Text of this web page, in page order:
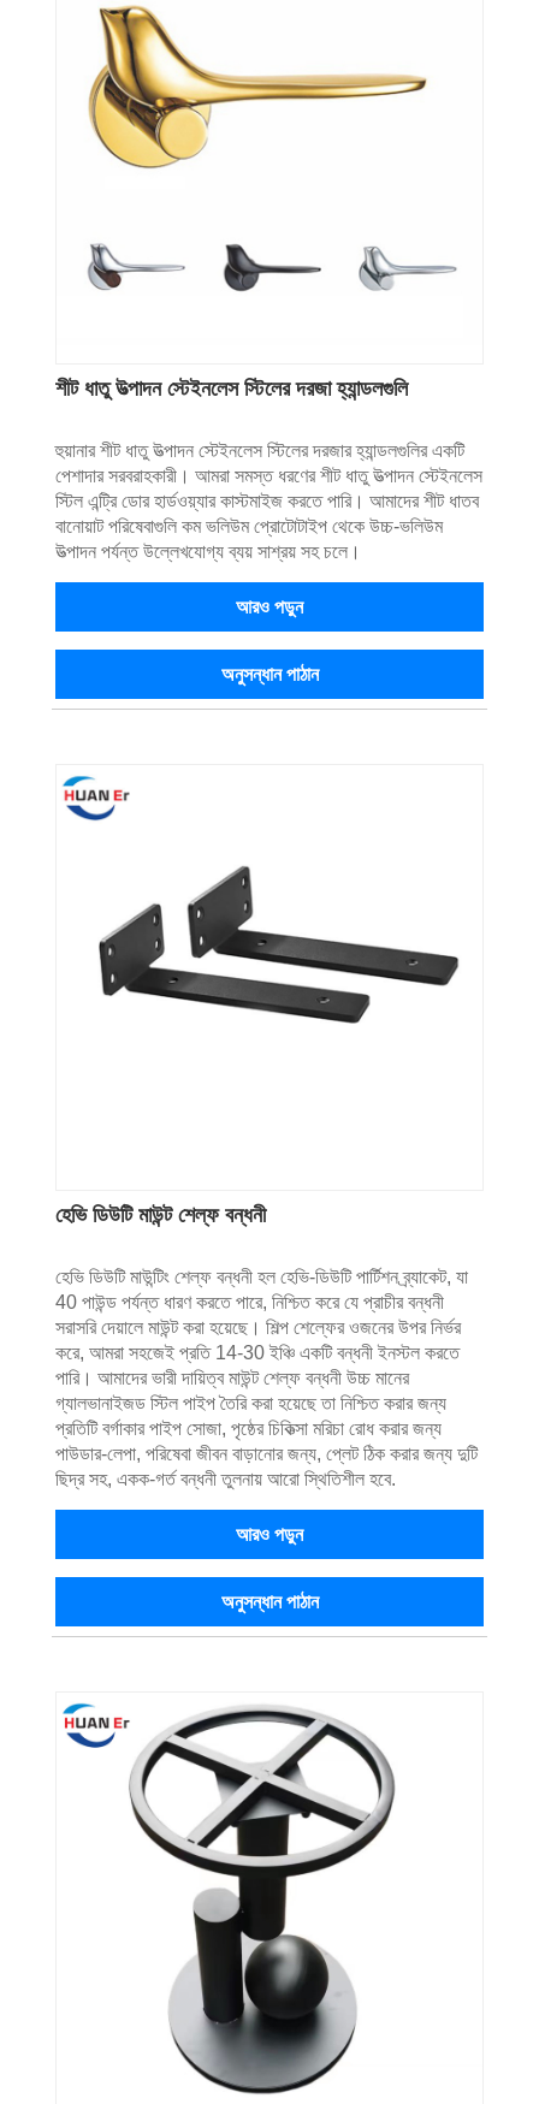
শীট ধাতু উত্পাদন স্টেইনলেস স্টিলের দরজা হ্যান্ডলগুলি
হুয়ানার শীট ধাতু উত্পাদন স্টেইনলেস স্টিলের দরজার হ্যান্ডলগুলির একটি
পেশাদার সরবরাহকারী। আমরা সমস্ত ধরণের শীট ধাতু উত্পাদন স্টেইনলেস
স্টিল এন্ট্রি ডোর হার্ডওয়্যার কাস্টমাইজ করতে পারি। আমাদের শীট ধাতব
বানোয়াট পরিষেবাগুলি কম ভলিউম প্রোটোটাইপ থেকে উচ্চ-ভলিউম
উত্পাদন পর্যন্ত উল্লেখযোগ্য ব্যয় সাশ্রয় সহ চলে।
আরও পড়ুন
অনুসন্ধান পাঠান
হেভি ডিউটি ​​মাউন্ট শেল্ফ বন্ধনী
হেভি ডিউটি ​​মাউন্টিং শেল্ফ বন্ধনী হল হেভি-ডিউটি ​​পার্টিশন ব্র্যাকেট, যা
40 পাউন্ড পর্যন্ত ধারণ করতে পারে, নিশ্চিত করে যে প্রাচীর বন্ধনী
সরাসরি দেয়ালে মাউন্ট করা হয়েছে। শিল্প শেল্ফের ওজনের উপর নির্ভর
করে, আমরা সহজেই প্রতি 14-30 ইঞ্চি একটি বন্ধনী ইনস্টল করতে
পারি। আমাদের ভারী দায়িত্ব মাউন্ট শেল্ফ বন্ধনী উচ্চ মানের
গ্যালভানাইজড স্টিল পাইপ তৈরি করা হয়েছে তা নিশ্চিত করার জন্য
প্রতিটি বর্গাকার পাইপ সোজা, পৃষ্ঠের চিকিত্সা মরিচা রোধ করার জন্য
পাউডার-লেপা, পরিষেবা জীবন বাড়ানোর জন্য, প্লেট ঠিক করার জন্য দুটি
ছিদ্র সহ, একক-গর্ত বন্ধনী তুলনায় আরো স্থিতিশীল হবে.
আরও পড়ুন
অনুসন্ধান পাঠান